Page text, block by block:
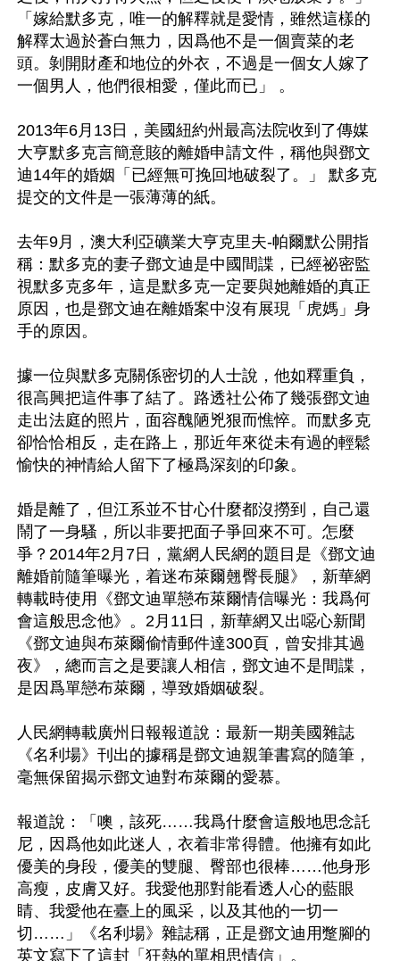
「嫁給默多克，唯一的解釋就是愛情，雖然這樣的
解釋太過於蒼白無力，因爲他不是一個賣菜的老
頭。剝開財產和地位的外衣，不過是一個女人嫁了
一個男人，他們很相愛，僅此而已」 。
2013年6月13日，美國紐約州最高法院收到了傳媒
大亨默多克言簡意賅的離婚申請文件，稱他與鄧文
迪14年的婚姻「已經無可挽回地破裂了。」 默多克
提交的文件是一張薄薄的紙。
去年9月，澳大利亞礦業大亨克里夫-帕爾默公開指
稱：默多克的妻子鄧文迪是中國間諜，已經祕密監
視默多克多年，這是默多克一定要與她離婚的真正
原因，也是鄧文迪在離婚案中沒有展現「虎媽」身
手的原因。
據一位與默多克關係密切的人士說，他如釋重負，
很高興把這件事了結了。路透社公佈了幾張鄧文迪
走出法庭的照片，面容醜陋兇狠而憔悴。而默多克
卻恰恰相反，走在路上，那近年來從未有過的輕鬆
愉快的神情給人留下了極爲深刻的印象。
婚是離了，但江系並不甘心什麼都沒撈到，自己還
鬧了一身騷，所以非要把面子爭回來不可。怎麼
爭？2014年2月7日，黨網人民網的題目是《鄧文迪
離婚前隨筆曝光，着迷布萊爾翹臀長腿》，新華網
轉載時使用《鄧文迪單戀布萊爾情信曝光：我爲何
會這般思念他》。2月11日，新華網又出噁心新聞
《鄧文迪與布萊爾偷情郵件達300頁，曾安排其過
夜》，總而言之是要讓人相信，鄧文迪不是間諜，
是因爲單戀布萊爾，導致婚姻破裂。
人民網轉載廣州日報報道說：最新一期美國雜誌
《名利場》刊出的據稱是鄧文迪親筆書寫的隨筆，
毫無保留揭示鄧文迪對布萊爾的愛慕。
報道說：「噢，該死……我爲什麼會這般地思念託
尼，因爲他如此迷人，衣着非常得體。他擁有如此
優美的身段，優美的雙腿、臀部也很棒……他身形
高瘦，皮膚又好。我愛他那對能看透人心的藍眼
睛、我愛他在臺上的風采，以及其他的一切一
切……」《名利場》雜誌稱，正是鄧文迪用蹩腳的
英文寫下了這封「狂熱的單相思情信」。